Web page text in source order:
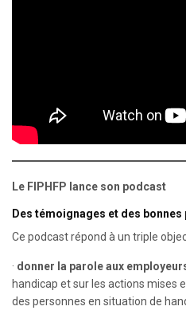
Le FIPHFP lance son podcast
Des témoignages et des bonnes
Ce podcast répond à un triple
· donner la parole aux
handicap et sur les actions mises
des personnes en situation de